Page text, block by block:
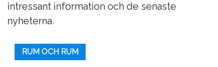
intressant information och de senaste
nyheterna.
RUM OCH RUM